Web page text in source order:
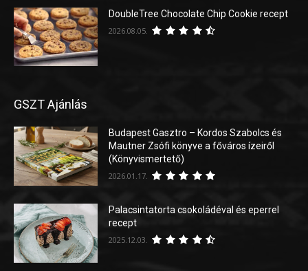
DoubleTree Chocolate Chip Cookie recept
2026.08.05.
GSZT Ajánlás
Budapest Gasztro – Kordos Szabolcs és
Mautner Zsófi könyve a főváros ízeiről
(Könyvismertető)
2026.01.17.
Palacsintatorta csokoládéval és eperrel
recept
2025.12.03.